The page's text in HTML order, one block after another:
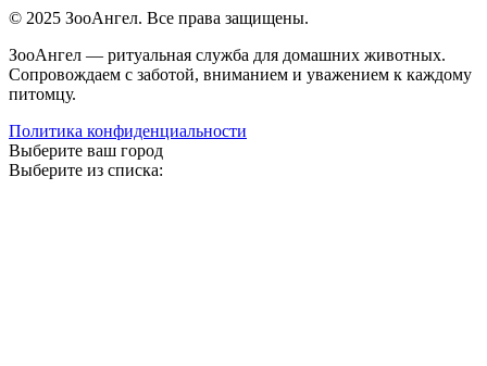
© 2025 ЗооАнгел. Все права защищены.
ЗооАнгел — ритуальная служба для домашних животных.
Сопровождаем с заботой, вниманием и уважением к каждому
питомцу.
Политика конфиденциальности
Выберите ваш город
Выберите из списка: